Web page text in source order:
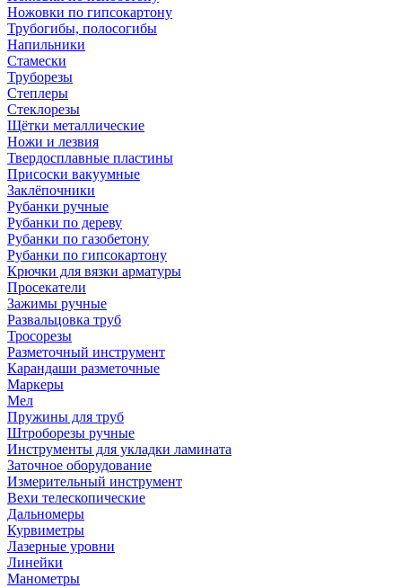
Ножовки по гипсокартону
Трубогибы, полосогибы
Напильники
Стамески
Труборезы
Степлеры
Стеклорезы
Щётки металлические
Ножи и лезвия
Твердосплавные пластины
Присоски вакуумные
Заклёпочники
Рубанки ручные
Рубанки по дереву
Рубанки по газобетону
Рубанки по гипсокартону
Крючки для вязки арматуры
Просекатели
Зажимы ручные
Развальцовка труб
Тросорезы
Разметочный инструмент
Карандаши разметочные
Маркеры
Мел
Пружины для труб
Штроборезы ручные
Инструменты для укладки ламината
Заточное оборудование
Измерительный инструмент
Вехи телескопические
Дальномеры
Курвиметры
Лазерные уровни
Линейки
Манометры